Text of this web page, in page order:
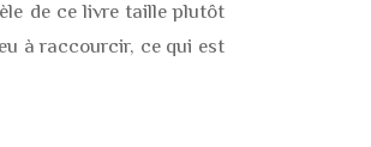
de ce livre taille plutôt
à raccourcir, ce qui est